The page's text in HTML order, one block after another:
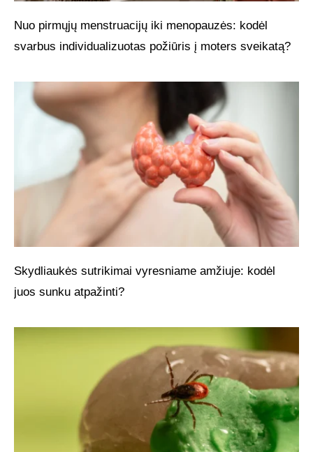
Nuo pirmųjų menstruacijų iki menopauzės: kodėl
svarbus individualizuotas požiūris į moters sveikatą?
Skydliaukės sutrikimai vyresniame amžiuje: kodėl
juos sunku atpažinti?